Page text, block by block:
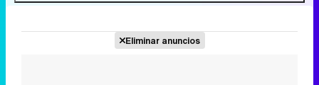
Eliminar anuncios